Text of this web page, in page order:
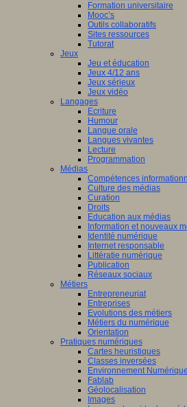
Formation universitaire
Mooc’s
Outils collaboratifs
Sites ressources
Tutorat
Jeux
Jeu et éducation
Jeux 4/12 ans
Jeux sérieux
Jeux vidéo
Langages
Ecriture
Humour
Langue orale
Langues vivantes
Lecture
Programmation
Médias
Compétences
Culture des médias
Curation
Droits
Education aux médias
Information et nouveaux
Identité numérique
Internet responsable
Littératie numérique
Publication
Réseaux sociaux
Métiers
Entrepreneuriat
Entreprises
Evolutions des métiers
Métiers du numérique
Orientation
Pratiques numériques
Cartes heuristiques
Classes inversées
Environnement
Fablab
Géolocalisation
Images